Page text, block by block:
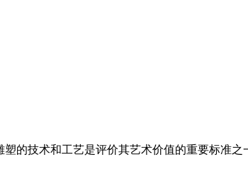
的技术和工艺是评价其艺术价值的重要标准